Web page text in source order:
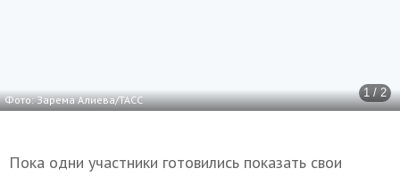
1 / 2
Фото: Зарема Алиева/ТАСС
Пока одни участники готовились показать свои